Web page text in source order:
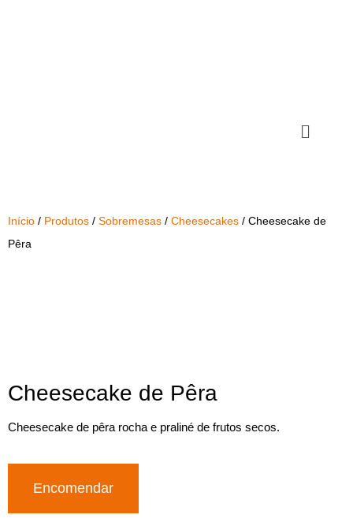
Início / Produtos / Sobremesas / Cheesecakes / Cheesecake de
Pêra
Cheesecake de Pêra
Cheesecake de pêra rocha e praliné de frutos secos.
Encomendar